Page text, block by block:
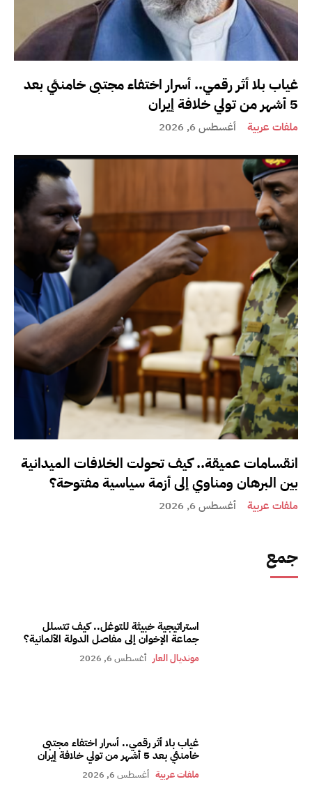
غياب بلا أثر رقمي.. أسرار اختفاء مجتبى خامنئي بعد
5 أشهر من تولي خلافة إيران
ملفات عربية أغسطس 6, 2026
انقسامات عميقة.. كيف تحولت الخلافات الميدانية
بين البرهان ومناوي إلى أزمة سياسية مفتوحة؟
ملفات عربية أغسطس 6, 2026
جمع
استراتيجية خبيثة للتوغل.. كيف تتسلل
جماعة الإخوان إلى مفاصل الدولة الألمانية؟
مونديال العار أغسطس 6, 2026
غياب بلا أثر رقمي.. أسرار اختفاء مجتبى
خامنئي بعد 5 أشهر من تولي خلافة إيران
ملفات عربية أغسطس 6, 2026